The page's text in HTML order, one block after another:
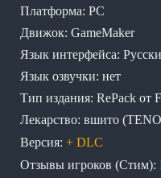
Платформа: PC
Движок: GameMaker
Язык интерфейса:
Язык озвучки: нет
Тип издания: RePack от
Лекарство: вшито
Версия: + DLC
Отзывы игроков (Стим):